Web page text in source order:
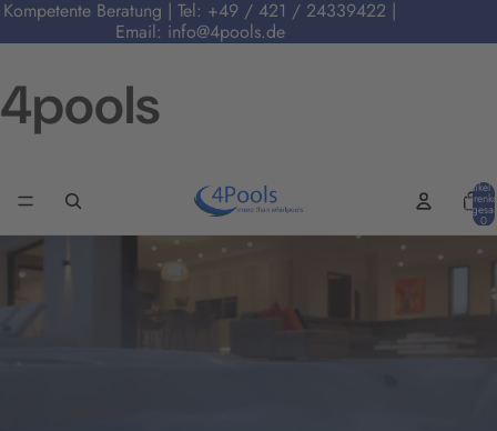
Kompetente Beratung | Tel: +49 / 421 / 24339422 |
Email: info@4pools.de
4pools
Artikel
0